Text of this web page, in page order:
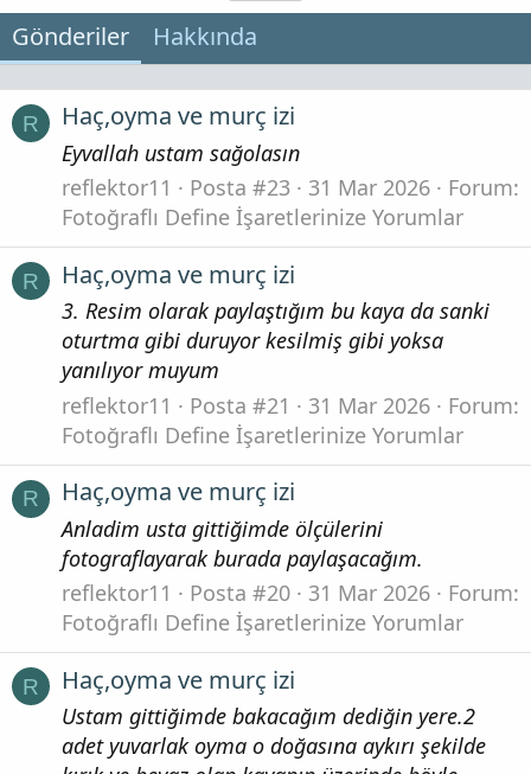
Gönderiler Hakkında
R Haç,oyma ve murç izi
Eyvallah ustam sağolasın
reflektor11
Posta #23 31 Mar 2026
Forum:
Fotoğraflı Define İşaretlerinize Yorumlar
R Haç,oyma ve murç izi
3. Resim olarak paylaştığım bu kaya da sanki
oturtma gibi duruyor kesilmiş gibi yoksa
yanılıyor muyum
reflektor11
Posta #21 31 Mar 2026
Forum:
Fotoğraflı Define İşaretlerinize Yorumlar
R Haç,oyma ve murç izi
Anladim usta gittiğimde ölçülerini
fotograflayarak burada paylaşacağım.
reflektor11
Posta #20 31 Mar 2026
Forum:
Fotoğraflı Define İşaretlerinize Yorumlar
R Haç,oyma ve murç izi
Ustam gittiğimde bakacağım dediğin yere.2
adet yuvarlak oyma o doğasına aykırı şekilde